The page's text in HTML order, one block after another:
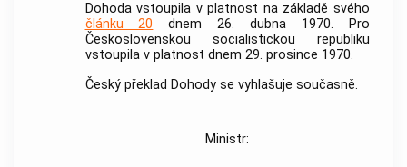
Dohoda vstoupila v platnost na základě svého
článku 20 dnem 26. dubna 1970. Pro
Československou socialistickou republiku
vstoupila v platnost dnem 29. prosince 1970.
Český překlad Dohody se vyhlašuje současně.
Ministr: